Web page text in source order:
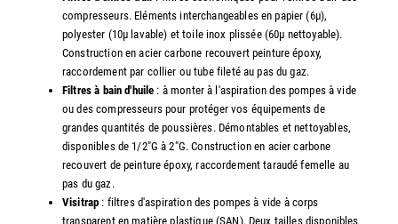
compresseurs. Eléments interchangeables en papier (6µ),
polyester (10µ lavable) et toile inox plissée (60µ nettoyable).
Construction en acier carbone recouvert peinture époxy,
raccordement par collier ou tube fileté au pas du gaz.
Filtres à bain d'huile : à monter à l'aspiration des pompes à vide
ou des compresseurs pour protéger vos équipements de
grandes quantités de poussières. Démontables et nettoyables,
disponibles de 1/2"G à 2"G. Construction en acier carbone
recouvert de peinture époxy, raccordement taraudé femelle au
pas du gaz.
Visitrap : filtres d'aspiration des pompes à vide à corps
transparent en matière plastique (SAN). Deux tailles disponibles